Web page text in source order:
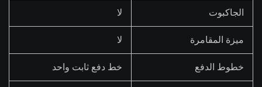
الجاكبوت لا
ميزة المقامرة لا
خطوط الدفع خط دفع ثابت واحد